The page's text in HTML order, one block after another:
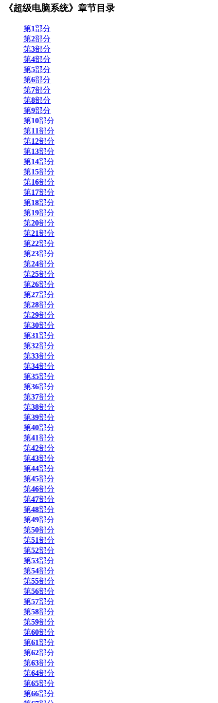
《超级电脑系统》章节目录
第1部分
第2部分
第3部分
第4部分
第5部分
第6部分
第7部分
第8部分
第9部分
第10部分
第11部分
第12部分
第13部分
第14部分
第15部分
第16部分
第17部分
第18部分
第19部分
第20部分
第21部分
第22部分
第23部分
第24部分
第25部分
第26部分
第27部分
第28部分
第29部分
第30部分
第31部分
第32部分
第33部分
第34部分
第35部分
第36部分
第37部分
第38部分
第39部分
第40部分
第41部分
第42部分
第43部分
第44部分
第45部分
第46部分
第47部分
第48部分
第49部分
第50部分
第51部分
第52部分
第53部分
第54部分
第55部分
第56部分
第57部分
第58部分
第59部分
第60部分
第61部分
第62部分
第63部分
第64部分
第65部分
第66部分